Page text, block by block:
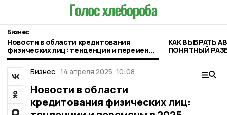
Бизнес
Новости в области кредитования
физических лиц: тенденции и перемены
в 2025 году
КАК ВЫБРАТЬ
ПОНЯТНЫЙ
СЕЗОНА
Бизнес 14 апреля 2025, 10:08
Новости в области
кредитования физических лиц: